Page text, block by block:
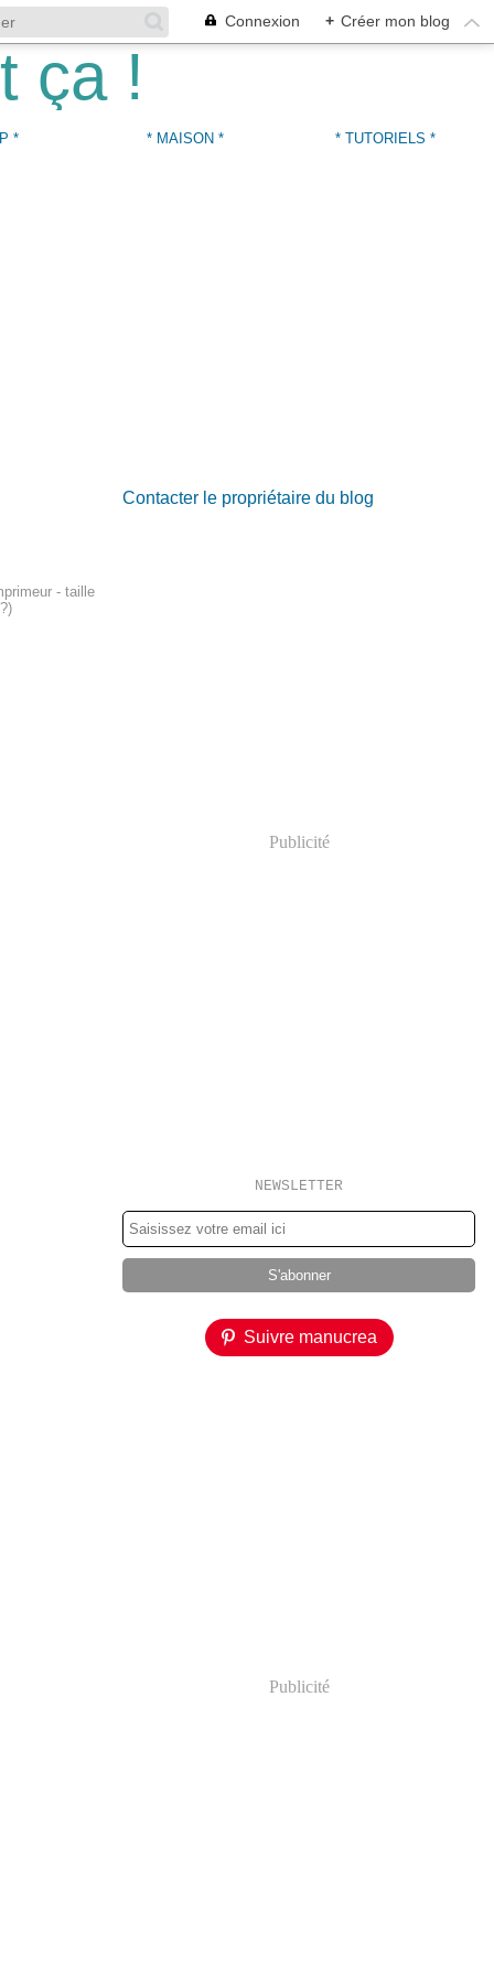
Connexion + Créer mon blog
* * MAISON * * TUTORIELS *
- taille
Contacter le propriétaire du blog
Publicité
NEWSLETTER
Suivre manucrea
Publicité